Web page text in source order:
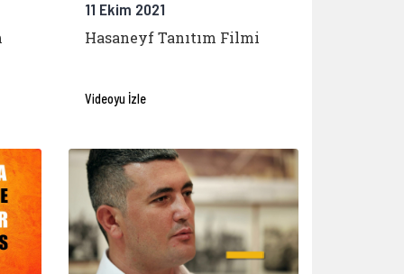
11 Ekim 2021
Hasaneyf Tanıtım Filmi
Videoyu İzle